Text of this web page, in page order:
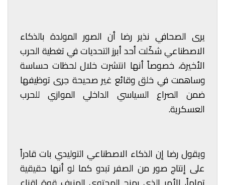
يرى الصحافي نذير رضا أن الصور المولدة بالذكاء
الاصطناعي شكّلت أحد أبرز التحديات في تغطية الحرب
الأخيرة، خصوصاً أنها انتشرت خلال لحظات حساسة
وساهمت في خلق وقائع غير صحيحة جرى توظيفها
ضمن الصراع السياسي الداخلي الموازي للحرب
العسكرية.
ويقول رضا إن الذكاء الاصطناعي التوليدي بات قادراً
على إنتاج صور من الصفر تبدو كما لو أنها حقيقية